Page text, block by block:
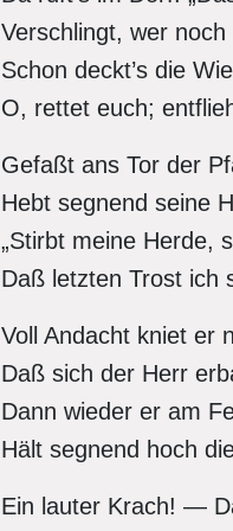
Verschlingt, wer noch
Schon deckt’s die
O, rettet euch;
Gefaßt ans Tor der
Hebt segnend seine
„Stirbt meine Herde,
Daß letzten Trost ich
Voll Andacht kniet er
Daß sich der Herr
Dann wieder er am
Hält segnend hoch
Ein lauter Krach! —